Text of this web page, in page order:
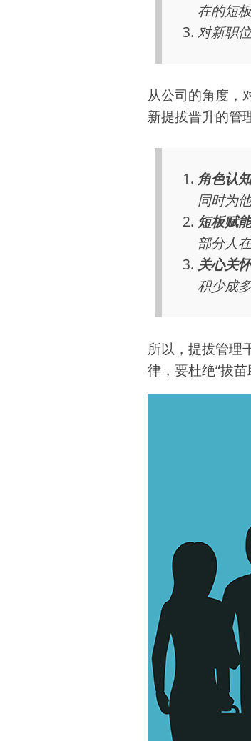
在的短
对新职
从公司的角度，
新提拔晋升的管
角色认
同时为
短板赋
部分人
关心关
积少成
所以，提拔管理
律，要杜绝“拔苗